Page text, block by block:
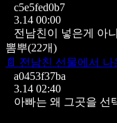
c5e5fed0b7
3.14 00:00
전남친이 넣은게 아
뽐뿌(22개)
📄 전남친 선물에서 나
a0453f37ba
3.14 02:40
아빠는 왜 그곳을 선